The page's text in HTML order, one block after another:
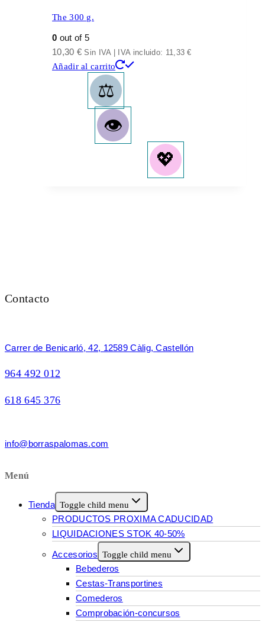
The 300 g.
0 out of 5
10,30 € Sin IVA | IVA incluido: 11,33€
Añadir al carrito
Contacto
Carrer de Benicarló, 42, 12589 Càlig, Castellón
964 492 012
618 645 376
info@borraspalomas.com
Menú
Tienda Toggle child menu
PRODUCTOS PROXIMA CADUCIDAD
LIQUIDACIONES STOK 40-50%
Accesorios Toggle child menu
Bebederos
Cestas-Transportines
Comederos
Comprobación-concursos